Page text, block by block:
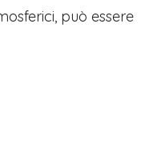
può essere